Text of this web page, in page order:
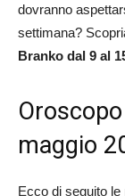
dovranno
settimana?
Branko dal 9 al
maggio
Ecco di seguito le